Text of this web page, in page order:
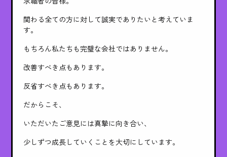
関わる全ての方に対して誠実でありたいと考えていま
す。
もちろん私たちも完璧な会社ではありません。
改善すべき点もあります。
反省すべき点もあります。
だからこそ、
いただいたご意見には真摯に向き合い、
少しずつ成長していくことを大切にしています。